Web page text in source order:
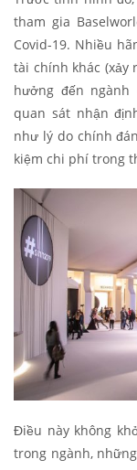
tham gia
Covid-19. Nhiều
tài chính khác (xảy
hưởng đến
quan sát nhận
như lý do chính
kiệm chi phí trong
Điều này không
trong ngành,